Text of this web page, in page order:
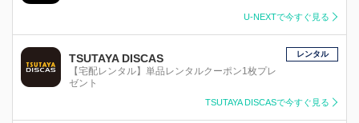
U-NEXTで今すぐ見る
TSUTAYA DISCAS
【宅配レンタル】単品レンタルクーポン1枚プレ
ゼント
レンタル
TSUTAYA DISCASで今すぐ見る